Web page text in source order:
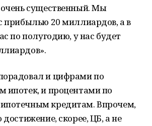
существенный. Мы
прибылью 20 миллиардов, а в
по полугодию, у нас будет
и цифрами по
ипотек, и процентами по
кредитам. Впрочем,
достижение, скорее, ЦБ, а не